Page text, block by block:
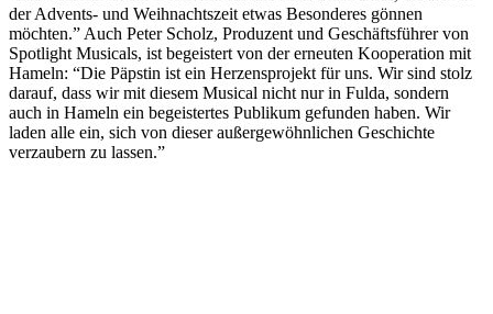
der Advents- und Weihnachtszeit etwas Besonderes gönnen
möchten.” Auch Peter Scholz, Produzent und Geschäftsführer von
Spotlight Musicals, ist begeistert von der erneuten Kooperation mit
Hameln: “Die Päpstin ist ein Herzensprojekt für uns. Wir sind stolz
darauf, dass wir mit diesem Musical nicht nur in Fulda, sondern
auch in Hameln ein begeistertes Publikum gefunden haben. Wir
laden alle ein, sich von dieser außergewöhnlichen Geschichte
verzaubern zu lassen.”